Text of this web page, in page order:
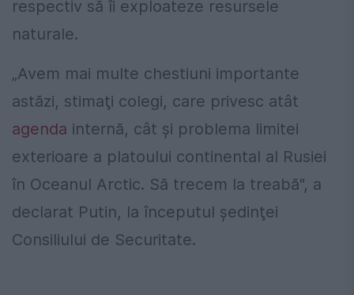
respectiv să îi exploateze resursele
naturale.
„Avem mai multe chestiuni importante
astăzi, stimaţi colegi, care privesc atât
agenda internă, cât şi problema limitei
exterioare a platoului continental al Rusiei
în Oceanul Arctic. Să trecem la treabă", a
declarat Putin, la începutul şedinţei
Consiliului de Securitate.